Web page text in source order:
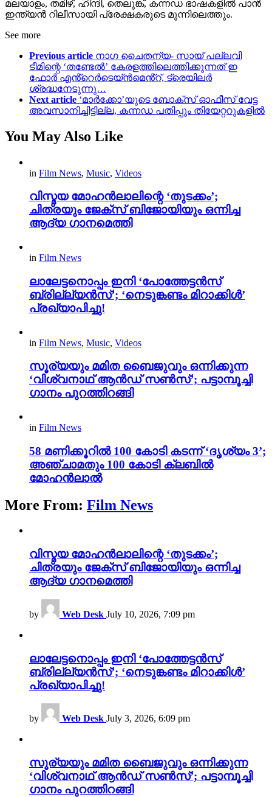
മലയാളം, തമിഴ്, ഹിന്ദി, തെലുങ്ക്, കന്നഡ ഭാഷകളിൽ പാൻ
ഇന്ത്യൻ റിലീസായി പ്രേക്ഷകരുടെ മുന്നിലെത്തും.
See more
Previous article നാഗ ചൈതന്യ- സായ് പല്ലവി
ടീമിന്റെ ‘തണ്ടേൽ’ കേരളത്തിലെത്തിക്കുന്നത് ഇ
ഫോർ എൻ്റെർടെയ്ൻമെൻ്റ്, ട്രെയിലർ
ശ്രദ്ധനേടുന്നു…
Next article ‘മാർക്കോ’യുടെ ബോക്സ് ഓഫീസ് വേട്ട
അവസാനിച്ചിട്ടില്ല, കന്നഡ പതിപ്പും തിയേറ്ററുകളിൽ
You May Also Like
in Film News, Music, Videos
വിസ്മയ മോഹൻലാലിന്റെ ‘തുടക്കം’;
ചിത്രയും ജേക്സ് ബിജോയിയും ഒന്നിച്ച
ആദ്യ ഗാനമെത്തി
in Film News
ലാലേട്ടനൊപ്പം ഇനി ‘പോത്തേട്ടൻസ്
ബ്രില്ല്യൻസ്’; ‘നെടുങ്കണ്ടം മിറാക്കിൾ’
പ്രഖ്യാപിച്ചു!
in Film News, Music, Videos
സൂര്യയും മമിത ബൈജുവും ഒന്നിക്കുന്ന
‘വിശ്വനാഥ് ആൻഡ് സൺസ്’; പട്ടാമ്പൂച്ചി
ഗാനം പുറത്തിറങ്ങി
in Film News
58 മണിക്കൂറിൽ 100 കോടി കടന്ന് ‘ദൃശ്യം 3’;
അഞ്ചാമതും 100 കോടി ക്ലബിൽ
മോഹൻലാൽ
More From: Film News
വിസ്മയ മോഹൻലാലിന്റെ ‘തുടക്കം’;
ചിത്രയും ജേക്സ് ബിജോയിയും ഒന്നിച്ച
ആദ്യ ഗാനമെത്തി
by Web Desk July 10, 2026, 7:09 pm
ലാലേട്ടനൊപ്പം ഇനി ‘പോത്തേട്ടൻസ്
ബ്രില്ല്യൻസ്’; ‘നെടുങ്കണ്ടം മിറാക്കിൾ’
പ്രഖ്യാപിച്ചു!
by Web Desk July 3, 2026, 6:09 pm
സൂര്യയും മമിത ബൈജുവും ഒന്നിക്കുന്ന
‘വിശ്വനാഥ് ആൻഡ് സൺസ്’; പട്ടാമ്പൂച്ചി
ഗാനം പുറത്തിറങ്ങി